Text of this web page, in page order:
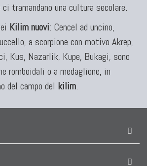
tramandano una cultura secolare.
Kilim nuovi: Cencel ad uncino,
a scorpione con motivo Akrep,
Kus, Nazarlik, Kupe, Bukagi, sono
romboidali o a medaglione, in
del campo del kilim.